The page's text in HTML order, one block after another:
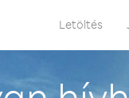
Letöltés